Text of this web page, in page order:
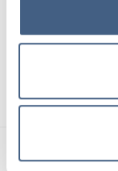
złotego i
Nowości